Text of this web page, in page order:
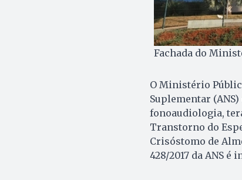
Fachada do
O Ministério
Suplementar
fonoaudiologia,
Transtorno do
Crisóstomo de
428/2017 da ANS